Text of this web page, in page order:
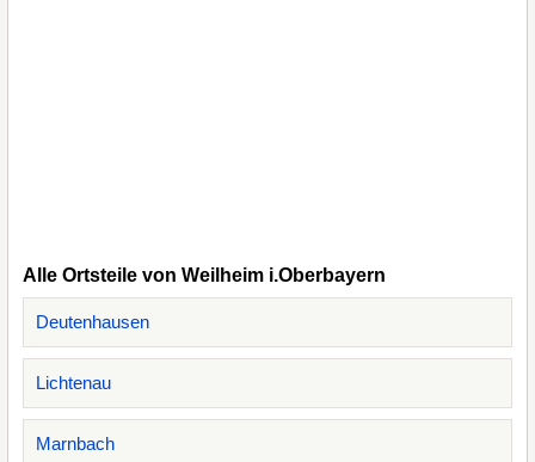
Alle Ortsteile von Weilheim i.Oberbayern
Deutenhausen
Lichtenau
Marnbach